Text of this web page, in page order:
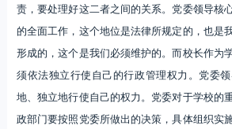
责，要处理好这二者之间的关系。党委领导核
的全面工作，这个地位是法律所规定的，也是
形成的，这个是我们必须维护的。而校长作为
须依法独立行使自己的行政管理权力。党委
地、独立地行使自己的权力。党委对于学校的
政部门要按照党委所做出的决策，具体组织实